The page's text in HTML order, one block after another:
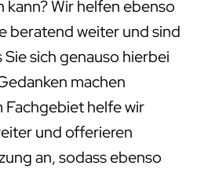
Wir helfen ebenso
beratend weiter und sind
Sie sich genauso hierbei
machen
Fachgebiet helfe wir
und offerieren
an, sodass ebenso